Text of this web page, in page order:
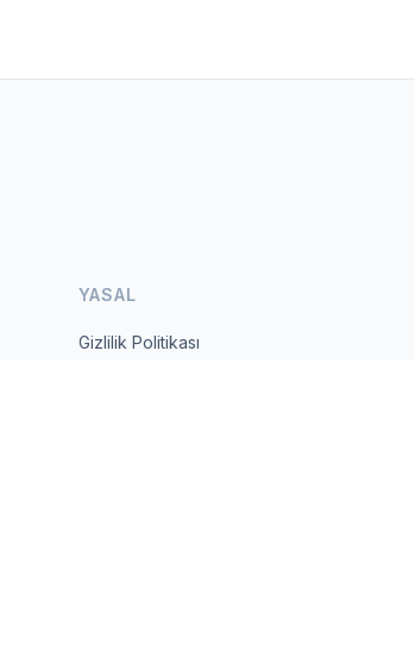
YASAL
Gizlilik Politikası